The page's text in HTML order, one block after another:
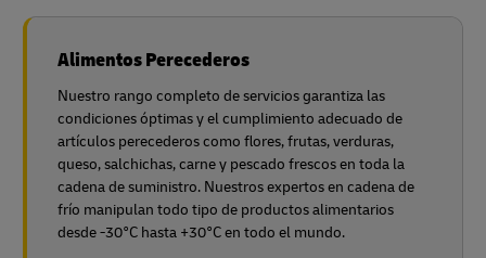
Alimentos Perecederos
Nuestro rango completo de servicios garantiza las
condiciones óptimas y el cumplimiento adecuado de
artículos perecederos como flores, frutas, verduras,
queso, salchichas, carne y pescado frescos en toda la
cadena de suministro. Nuestros expertos en cadena de
frío manipulan todo tipo de productos alimentarios
desde -30°C hasta +30°C en todo el mundo.